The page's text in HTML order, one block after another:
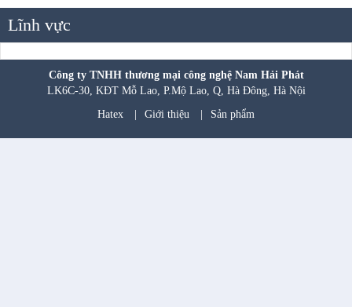
Lĩnh vực
Công ty TNHH thương mại công nghệ Nam Hải Phát
LK6C-30, KĐT Mỗ Lao, P.Mộ Lao, Q, Hà Đông, Hà Nội
Hatex
Giới thiệu Sản phẩm